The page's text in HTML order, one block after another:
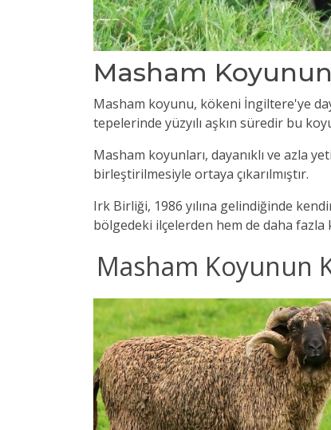
Masham
Masham koyunu, kökeni İngiltere'ye
tepelerinde yüzyılı aşkın süredir bu
Masham koyunları, dayanıklı ve azla
birleştirilmesiyle ortaya çıkarılmıştır.
Irk Birliği, 1986 yılına gelindiğinde
bölgedeki ilçelerden hem de daha fazla
Masham Koyunun